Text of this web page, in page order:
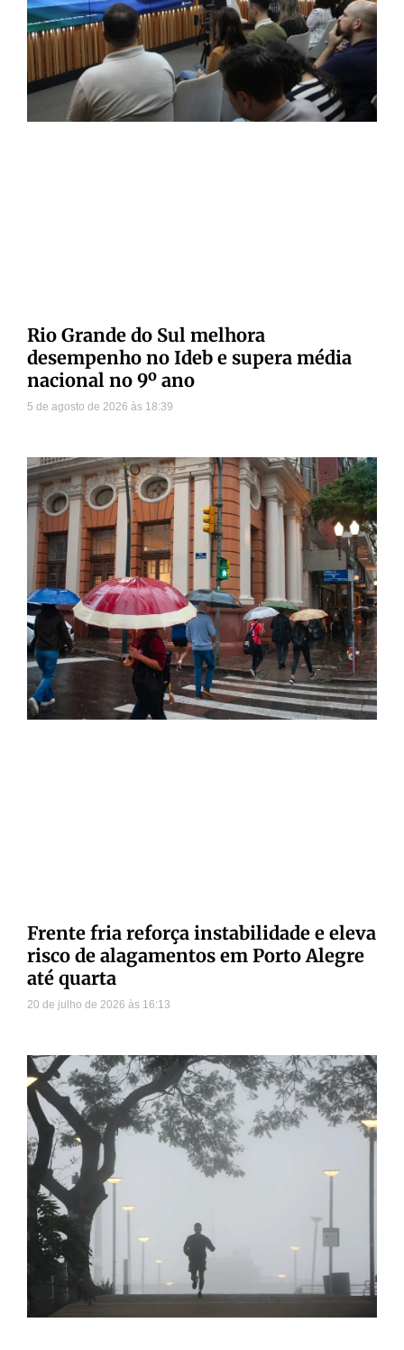
Rio Grande do Sul melhora
desempenho no Ideb e supera média
nacional no 9º ano
5 de agosto de 2026 18:39
Frente fria reforça instabilidade e eleva
risco de alagamentos em Porto Alegre
até quarta
20 de julho de 2026 16:13